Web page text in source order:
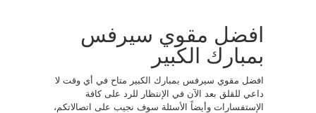
افضل مقوي سيرفس
بمبارك الكبير
افضل مقوي سيرفس بمبارك الكبير متاح في أي وقت لا
داعي للقلق بعد الآن في الإنتظار للرد على كافة
الإستفسارات وأيضاً الأسئلة سوف نجيب على اتصالاتكم،